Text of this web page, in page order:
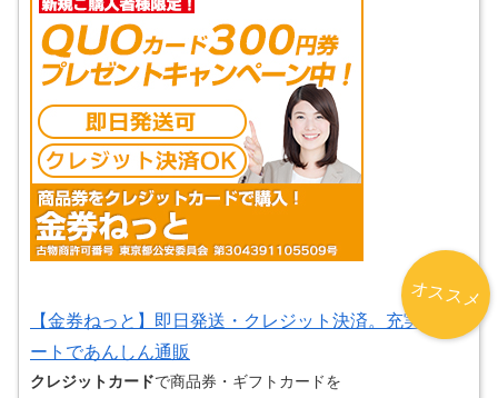
【金券ねっと】即日発送・クレジット決済。充実サポ
ートであんしん通販
クレジットカードで商品券・ギフトカードを
オススメ